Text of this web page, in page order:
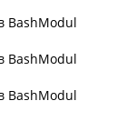
BashModul
BashModul
BashModul